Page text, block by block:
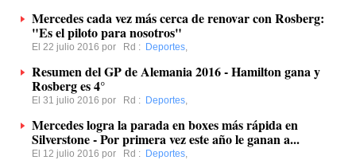
Mercedes cada vez más cerca de renovar con Rosberg:
"Es el piloto para nosotros"
El 22 julio 2016 por Rd : Deportes,
Resumen del GP de Alemania 2016 - Hamilton gana y
Rosberg es 4°
El 31 julio 2016 por Rd : Deportes,
Mercedes logra la parada en boxes más rápida en
Silverstone - Por primera vez este año le ganan a...
El 12 julio 2016 por Rd : Deportes,